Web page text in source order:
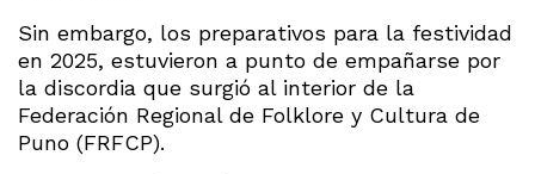
Sin embargo, los preparativos para la festividad
en 2025, estuvieron a punto de empañarse por
la discordia que surgió al interior de la
Federación Regional de Folklore y Cultura de
Puno (FRFCP).